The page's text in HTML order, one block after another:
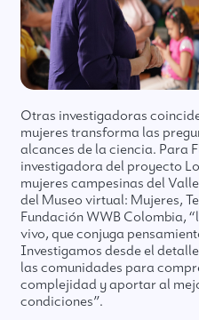
Otras investigadoras
mujeres transforma las
alcances de la ciencia. Para
investigadora del proyecto
mujeres campesinas del
del Museo virtual: Mujeres,
Fundación WWB Colombia,
vivo, que conjuga
Investigamos desde el
las comunidades para
complejidad y aportar al
condiciones”.